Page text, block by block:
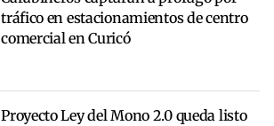
tráfico en estacionamientos de centro
comercial en Curicó
Proyecto Ley del Mono 2.0 queda listo